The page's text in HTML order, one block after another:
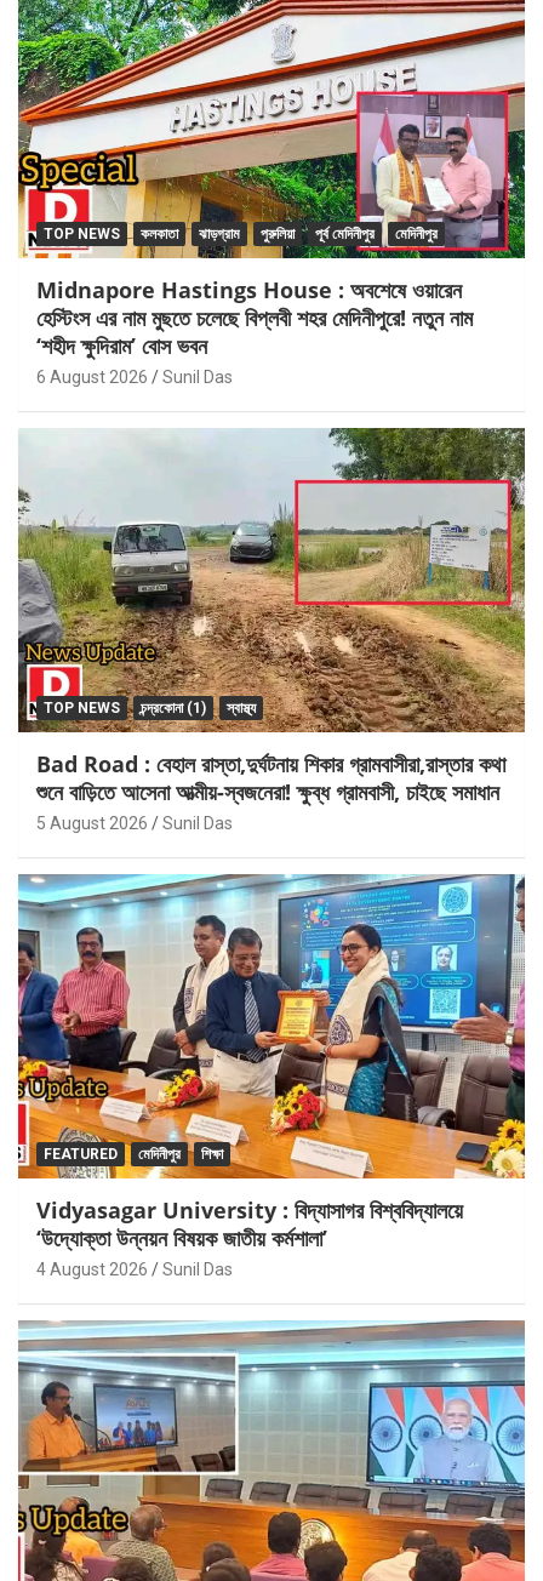
TOP NEWS কলকাতা ঝাড়গ্রাম পুরুলিয়া পূর্ব মেদিনীপুর মেদিনীপুর
Midnapore Hastings House : অবশেষে ওয়ারেন
হেস্টিংস এর নাম মুছতে চলেছে বিপ্লবী শহর মেদিনীপুরে! নতুন নাম
‘শহীদ ক্ষুদিরাম’ বোস ভবন
6 August 2026 Sunil Das
TOP NEWS চন্দ্রকোনা (1) স্বাস্থ্য
Bad Road : বেহাল রাস্তা,দুর্ঘটনায় শিকার গ্রামবাসীরা,রাস্তার কথা
শুনে বাড়িতে আসেনা আত্মীয়-স্বজনেরা! ক্ষুব্ধ গ্রামবাসী, চাইছে সমাধান
5 August 2026 Sunil Das
FEATURED মেদিনীপুর শিক্ষা
Vidyasagar University : বিদ্যাসাগর বিশ্ববিদ্যালয়ে
‘উদ্যোক্তা উন্নয়ন বিষয়ক জাতীয় কর্মশালা’
4 August 2026 Sunil Das